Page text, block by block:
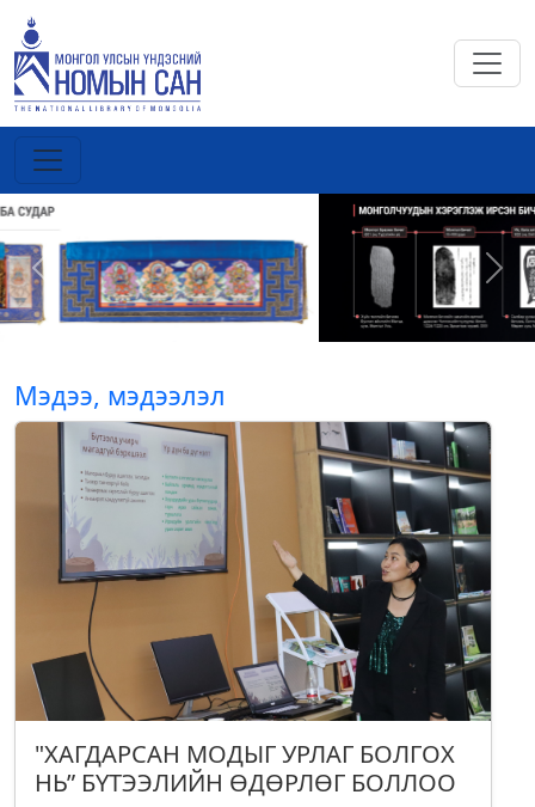
Previous Next
Мэдээ, мэдээлэл
"ХАГДАРСАН МОДЫГ УРЛАГ БОЛГОХ
НЬ” БҮТЭЭЛИЙН ӨДӨРЛӨГ БОЛЛОО